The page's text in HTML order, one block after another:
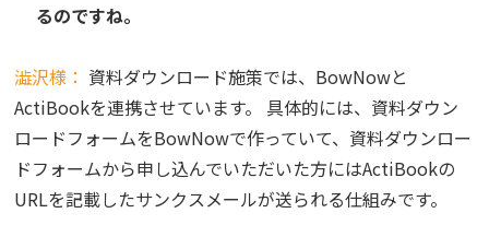
るのですね。
澁沢様： 資料ダウンロード施策では、BowNowと
ActiBookを連携させています。 具体的には、資料ダウン
ロードフォームをBowNowで作っていて、資料ダウンロー
ドフォームから申し込んでいただいた方にはActiBookの
URLを記載したサンクスメールが送られる仕組みです。